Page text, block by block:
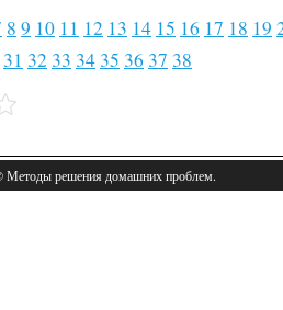
8 9 10 11 12 13 14 15 16 17 18 19
31 32 33 34 35 36 37 38
Методы решения домашних проблем.